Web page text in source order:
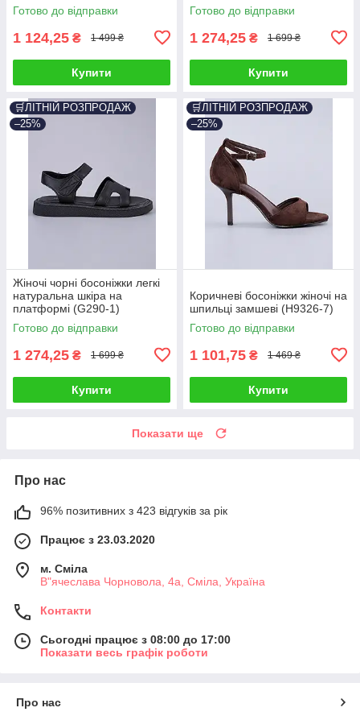
Готово до відправки
1 124,25 ₴ 1 499 ₴
Купити
Готово до відправки
1 274,25 ₴ 1 699 ₴
Купити
🛒ЛІТНІЙ РОЗПРОДАЖ
–25%
Жіночі чорні босоніжки легкі
натуральна шкіра на
платформі (G290-1)
Готово до відправки
1 274,25 ₴ 1 699 ₴
Купити
🛒ЛІТНІЙ РОЗПРОДАЖ
–25%
Коричневі босоніжки жіночі на
шпильці замшеві (H9326-7)
Готово до відправки
1 101,75 ₴ 1 469 ₴
Купити
Показати ще
Про нас
96% позитивних з 423 відгуків за рік
Працює з 23.03.2020
м. Сміла
В"ячеслава Чорновола, 4а, Сміла, Україна
Контакти
Сьогодні працює з 08:00 до 17:00
Показати весь графік роботи
Про нас